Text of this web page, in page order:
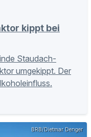
kippt bei
Staudach-
umgekippt. Der
BRB/Dietmar Denger